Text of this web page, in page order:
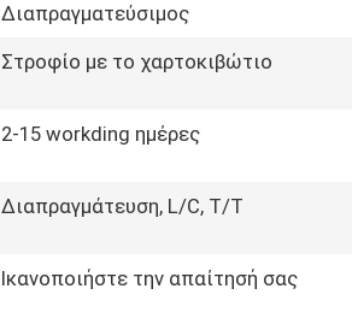
Διαπραγματεύσιμος
Στροφίο με το χαρτοκιβώτιο
2-15 workding ημέρες
Διαπραγμάτευση, L/C, T/T
Ικανοποιήστε την απαίτησή σας